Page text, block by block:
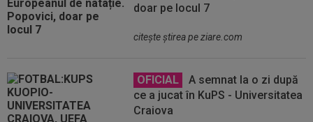
doar pe locul 7
citeşte ştirea pe ziare.com
OFICIAL
A semnat la o zi după
ce a jucat în KuPS - Universitatea
Craiova